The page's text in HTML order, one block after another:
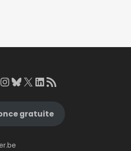
Instagram
Bluesky
X LinkedIn
RSS Feed
gratuite